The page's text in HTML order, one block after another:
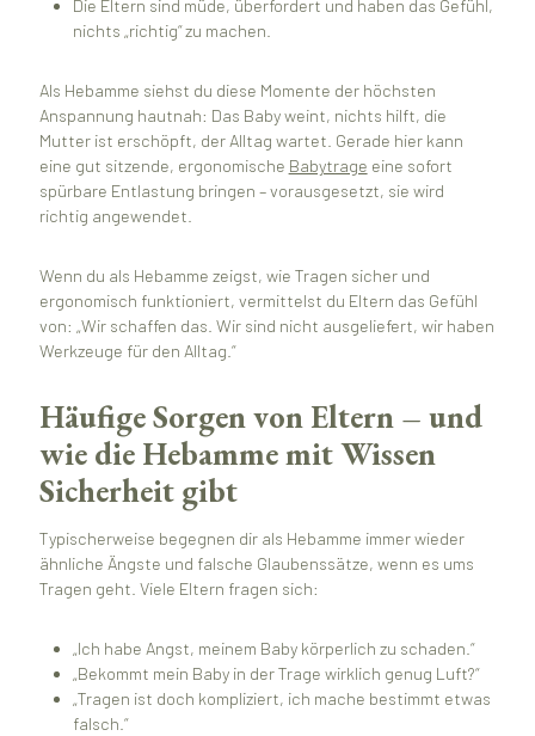
Die Eltern sind müde, überfordert und haben das Gefühl,
nichts „richtig“ zu machen.
Als Hebamme siehst du diese Momente der höchsten
Anspannung hautnah: Das Baby weint, nichts hilft, die
Mutter ist erschöpft, der Alltag wartet. Gerade hier kann
eine gut sitzende, ergonomische Babytrage eine sofort
spürbare Entlastung bringen – vorausgesetzt, sie wird
richtig angewendet.
Wenn du als Hebamme zeigst, wie Tragen sicher und
ergonomisch funktioniert, vermittelst du Eltern das Gefühl
von: „Wir schaffen das. Wir sind nicht ausgeliefert, wir haben
Werkzeuge für den Alltag.“
Häufige Sorgen von Eltern – und
wie die Hebamme mit Wissen
Sicherheit gibt
Typischerweise begegnen dir als Hebamme immer wieder
ähnliche Ängste und falsche Glaubenssätze, wenn es ums
Tragen geht. Viele Eltern fragen sich:
„Ich habe Angst, meinem Baby körperlich zu schaden.“
„Bekommt mein Baby in der Trage wirklich genug Luft?“
„Tragen ist doch kompliziert, ich mache bestimmt etwas
falsch.“